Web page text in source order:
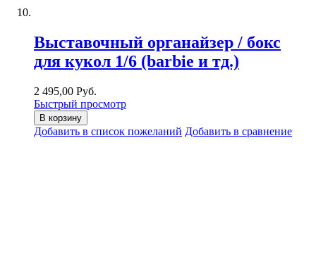
Выставочный органайзер / бокс
для кукол 1/6 (barbie и тд.)
2 495,00 Руб.
Быстрый просмотр
В корзину
Добавить в список пожеланий Добавить в сравнение